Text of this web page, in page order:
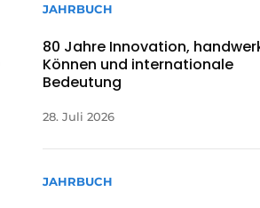
JAHRBUCH
80 Jahre Innovation,
Können und internationale
Bedeutung
28. Juli 2026
JAHRBUCH